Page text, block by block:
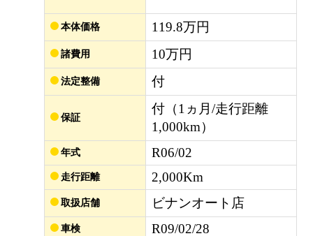
本体価格 119.8万円
諸費用 10万円
法定整備 付
保証
付（1ヵ月/走行距離
1,000km）
年式 R06/02
走行距離 2,000Km
取扱店舗 ビナンオート店
車検 R09/02/28